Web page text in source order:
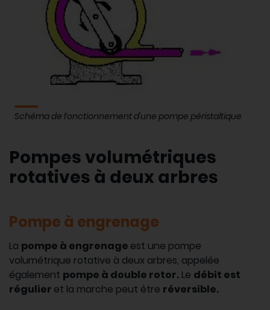
Schéma de fonctionnement d'une pompe péristaltique
Pompes volumétriques
rotatives à deux arbres
Pompe à engrenage
La pompe à engrenage est une pompe
volumétrique rotative à deux arbres, appelée
également pompe à double rotor. Le débit est
régulier et la marche peut être réversible.